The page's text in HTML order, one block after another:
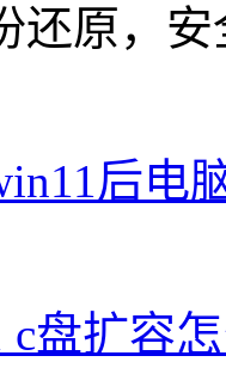
还原，
后电
c盘扩容